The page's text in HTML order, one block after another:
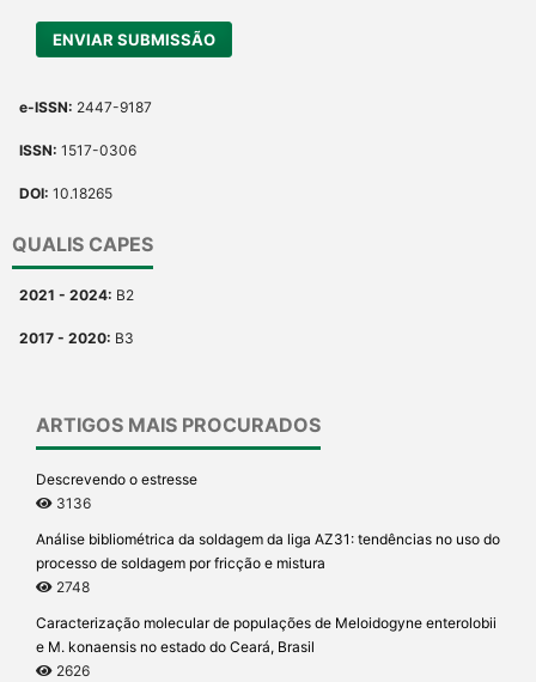
ENVIAR SUBMISSÃO
e-ISSN: 2447-9187
ISSN: 1517-0306
DOI: 10.18265
QUALIS CAPES
2021 - 2024: B2
2017 - 2020: B3
ARTIGOS MAIS PROCURADOS
Descrevendo o estresse
3136
Análise bibliométrica da soldagem da liga AZ31: tendências no uso do
processo de soldagem por fricção e mistura
2748
Caracterização molecular de populações de Meloidogyne enterolobii
e M. konaensis no estado do Ceará, Brasil
2626